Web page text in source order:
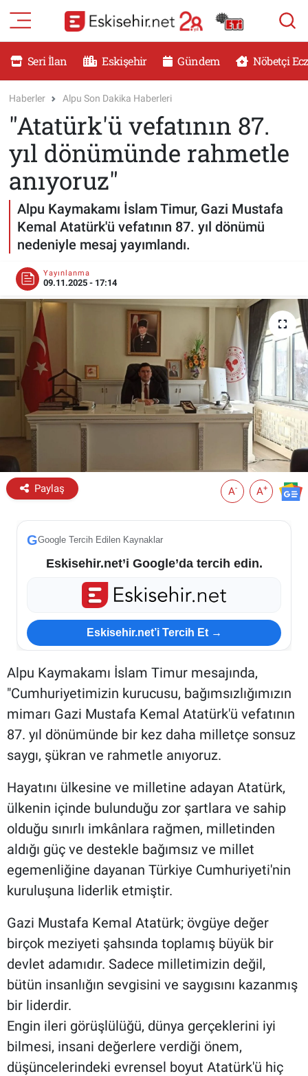
Seri İlan Eskişehir Gündem Nöbetçi
Haberler Alpu Son Dakika Haberleri
"Atatürk'ü vefatının 87.
yıl dönümünde rahmetle
anıyoruz"
Alpu Kaymakamı İslam Timur, Gazi Mustafa
Kemal Atatürk'ü vefatının 87. yıl dönümü
nedeniyle mesaj yayımlandı.
Yayınlanma
09.11.2025 - 17:14
Paylaş A- A+
GGoogle Tercih Edilen Kaynaklar
Eskisehir.net’i Google’da tercih edin.
Eskisehir.net’i Tercih Et →
Alpu Kaymakamı İslam Timur mesajında,
"Cumhuriyetimizin kurucusu, bağımsızlığımızın
mimarı Gazi Mustafa Kemal Atatürk'ü vefatının
87. yıl dönümünde bir kez daha milletçe sonsuz
saygı, şükran ve rahmetle anıyoruz.
Hayatını ülkesine ve milletine adayan Atatürk,
ülkenin içinde bulunduğu zor şartlara ve sahip
olduğu sınırlı imkânlara rağmen, milletinden
aldığı güç ve destekle bağımsız ve millet
egemenliğine dayanan Türkiye Cumhuriyeti'nin
kuruluşuna liderlik etmiştir.
Gazi Mustafa Kemal Atatürk; övgüye değer
birçok meziyeti şahsında toplamış büyük bir
devlet adamıdır. Sadece milletimizin değil,
bütün insanlığın sevgisini ve saygısını kazanmış
bir liderdir.
Engin ileri görüşlülüğü, dünya gerçeklerini iyi
bilmesi, insani değerlere verdiği önem,
düşüncelerindeki evrensel boyut Atatürk'ü hiç
RESMİ İLANLAR
DÜNYA
SAĞLIK
MAGAZİN
KADIN
YEMEK
ESKİŞEHİR NÖBETÇİ ECZANELER
Eskişehir Haber İçerikleri
Eskişehir Hava Durumu
Eskişehir Tramvay Saatleri
Eskişehir Otobüs Saatleri
Eskişehir Nöbetçi Eczaneler
Eskişehir Namaz Vakitleri
Eskişehir Trafik Yoğunluk Haritası
Süper Lig Puan Durumu ve Fikstür
Tüm Manşetler
Haber Arşivi